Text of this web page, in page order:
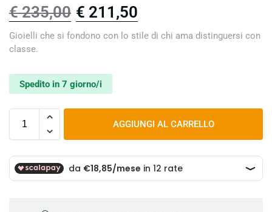
€235,00 € 211,50
Gioielli che si fondono con lo stile di chi ama distinguersi con
classe.
Spedito in 7 giorno/i
AGGIUNGI AL CARRELLO